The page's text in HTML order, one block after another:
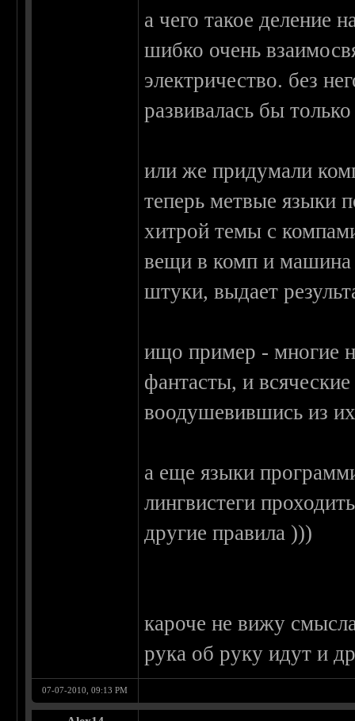
а чего такое деление
шибко очень
электричество. без
развивалась бы
или же придумали
теперь метвые языки
хитрой темы с
вещи в комп и машина
штуки, выдает
ищо пример - многие
фантасты, и
воодушевившись из
а еще языки
лингвистеги
другие правила )))
кароче не вижу
рука об руку идут и
07-07-2010, 09:13 PM